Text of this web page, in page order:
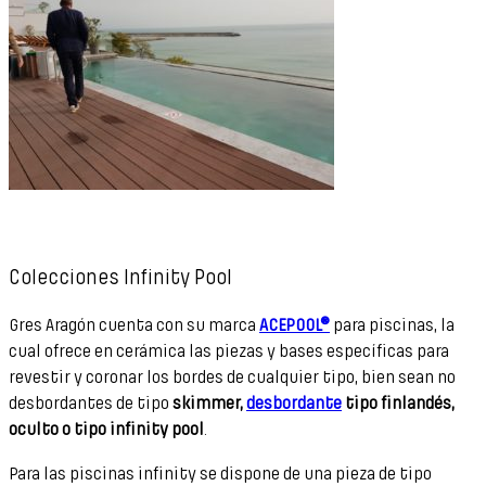
Colecciones Infinity Pool
Gres Aragón cuenta con su marca ACEPOOL® para piscinas, la
cual ofrece en cerámica las piezas y bases específicas para
revestir y coronar los bordes de cualquier tipo, bien sean no
desbordantes de tipo skimmer,desbordante tipo finlandés,
oculto o tipo infinity pool
Para las piscinas infinity se dispone de una pieza de tipo